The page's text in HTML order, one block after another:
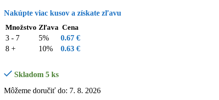
Nakúpte viac kusov a získate zľavu
Množstvo Zľava Cena
3 - 7 5% 0.67 €
8 +
10% 0.63 €
Skladom 5 ks
Môžeme doručiť do: 7. 8. 2026